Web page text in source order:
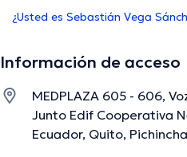
¿Usted es Sebastián Vega
Información de acceso
MEDPLAZA 605 - 606,
Junto Edif Cooperativa
Ecuador, Quito, Pichincha